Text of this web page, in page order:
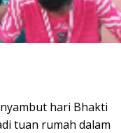
hari Bhakti
tuan rumah dalam